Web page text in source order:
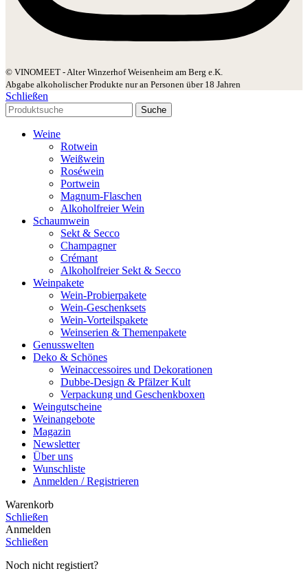
© VINOMEET - Alter Winzerhof Weisenheim am Berg e.K.
Abgabe alkoholischer Produkte nur an Personen über 18 Jahren
Schließen
Suche
Weine
Rotwein
Weißwein
Roséwein
Portwein
Magnum-Flaschen
Alkoholfreier Wein
Schaumwein
Sekt & Secco
Champagner
Crémant
Alkoholfreier Sekt & Secco
Weinpakete
Wein-Probierpakete
Wein-Geschenksets
Wein-Vorteilspakete
Weinserien & Themenpakete
Genusswelten
Deko & Schönes
Weinaccessoires und Dekorationen
Dubbe-Design & Pfälzer Kult
Verpackung und Geschenkboxen
Weingutscheine
Weinangebote
Magazin
Newsletter
Über uns
Wunschliste
Anmelden / Registrieren
Warenkorb
Schließen
Anmelden
Schließen
Noch nicht registiert?